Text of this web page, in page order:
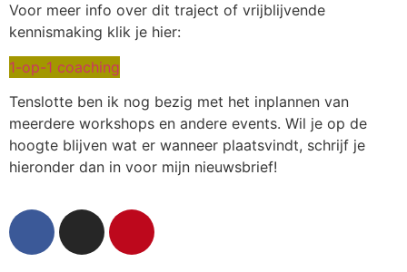
Voor meer info over dit traject of vrijblijvende
kennismaking klik je hier:
1-op-1 coaching
Tenslotte ben ik nog bezig met het inplannen van
meerdere workshops en andere events. Wil je op de
hoogte blijven wat er wanneer plaatsvindt, schrijf je
hieronder dan in voor mijn nieuwsbrief!